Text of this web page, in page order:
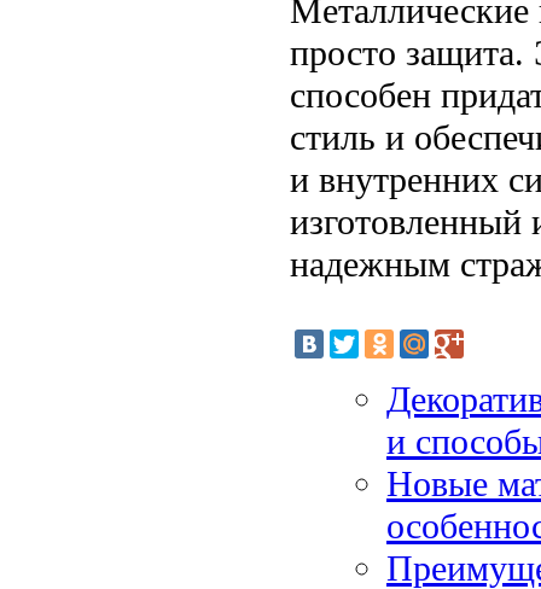
Металлические
просто защита.
способен
стиль и
и внутренних
изготовленный
надежным
и
Новые